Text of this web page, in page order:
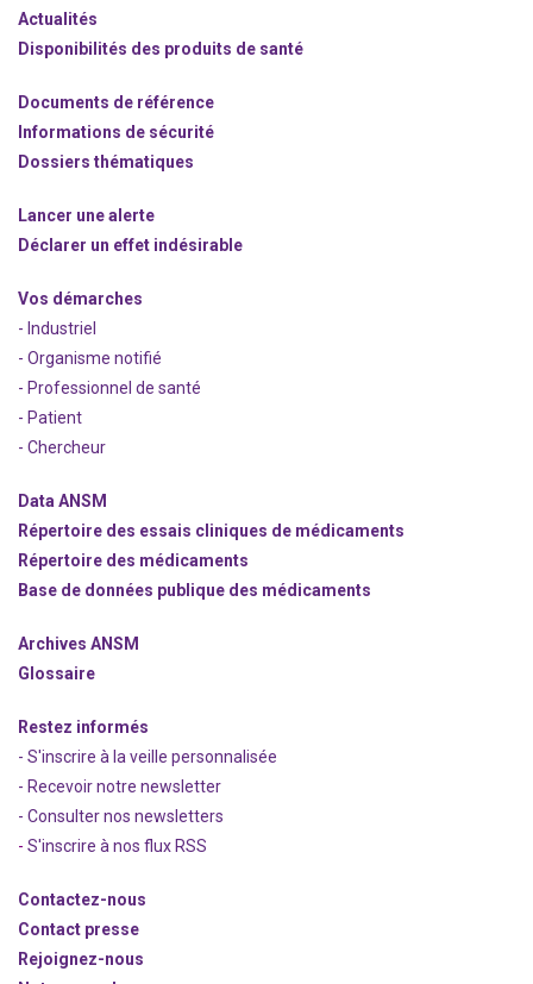
Actualités
Disponibilités des produits de santé
Documents de référence
Informations de sécurité
Dossiers thématiques
Lancer une alerte
Déclarer un effet indésirable
Vos démarches
- Industriel
- Organisme notifié
- Professionnel de santé
- Patient
- Chercheur
Data ANSM
Répertoire des essais cliniques de médicaments
Répertoire des médicaments
Base de données publique des médicaments
Archives ANSM
Glossaire
Restez informés
- S'inscrire à la veille personnalisée
- Recevoir notre newsletter
- Consulter nos newsletters
- S'inscrire à nos flux RSS
Contactez-nous
Contact presse
Rejoignez-nous